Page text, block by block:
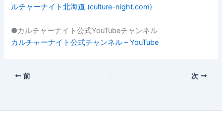
ルチャーナイト北海道 (culture-night.com)
●カルチャーナイト公式YouTubeチャンネル
カルチャーナイト公式チャンネル – YouTube
前 次